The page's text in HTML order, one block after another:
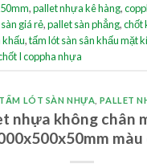
,pallet nhựa kê hàng,
giá rẻ,pallet sàn phẳng,chốt
khấu,tấm lót sàn sân khấu mặt
I coppha nhựa
TẤM LÓT SÀN NHỰA ,PALLET
nhựa không chân
màu